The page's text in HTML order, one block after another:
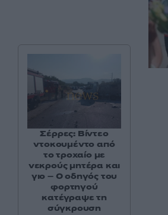
Σέρρες: Βίντεο
ντοκουμέντο από
το τροχαίο με
νεκρούς μητέρα και
γιο – Ο οδηγός του
φορτηγού
κατέγραψε τη
σύγκρουση